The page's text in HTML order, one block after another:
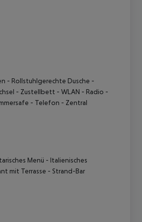
- Rollstuhlgerechte Dusche -
- Zustellbett - WLAN - Radio -
- Telefon - Zentral
Menü - Italienisches
mit Terrasse - Strand-Bar